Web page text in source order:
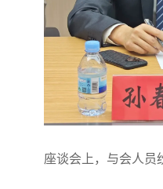
座谈会上，与会人员